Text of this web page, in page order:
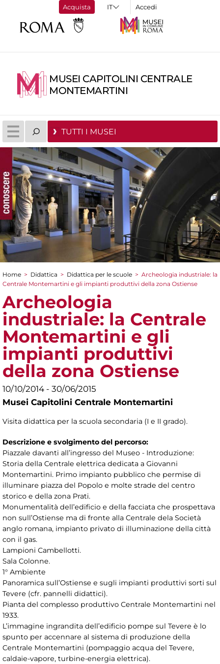
Acquista Accedi
MUSEI CAPITOLINI CENTRALE
MONTEMARTINI
TUTTI I MUSEI
Tu sei qui
Home > Didattica > Didattica per le scuole > Archeologia industriale: la
Centrale Montemartini e gli impianti produttivi della zona Ostiense
Archeologia
industriale: la Centrale
Montemartini e gli
impianti produttivi
della zona Ostiense
10/10/2014 - 30/06/2015
Musei Capitolini Centrale Montemartini
Visita didattica per la scuola secondaria (I e II grado).
Descrizione e svolgimento del percorso:
Piazzale davanti all’ingresso del Museo - Introduzione:
Storia della Centrale elettrica dedicata a Giovanni
Montemartini. Primo impianto pubblico che permise di
illuminare piazza del Popolo e molte strade del centro
storico e della zona Prati.
Monumentalità dell’edificio e della facciata che prospettava
non sull’Ostiense ma di fronte alla Centrale dela Società
anglo romana, impianto privato di illuminazione della città
con il gas.
Lampioni Cambellotti.
Sala Colonne.
1° Ambiente
Panoramica sull’Ostiense e sugli impianti produttivi sorti sul
Tevere (cfr. pannelli didattici).
Pianta del complesso produttivo Centrale Montemartini nel
1933.
L’immagine ingrandita dell’edificio pompe sul Tevere è lo
spunto per accennare al sistema di produzione della
Centrale Montemartini (pompaggio acqua del Tevere,
caldaie-vapore, turbine-energia elettrica).